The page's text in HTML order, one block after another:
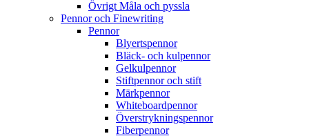
Övrigt Måla och pyssla
Pennor och Finewriting
Pennor
Blyertspennor
Bläck- och kulpennor
Gelkulpennor
Stiftpennor och stift
Märkpennor
Whiteboardpennor
Överstrykningspennor
Fiberpennor